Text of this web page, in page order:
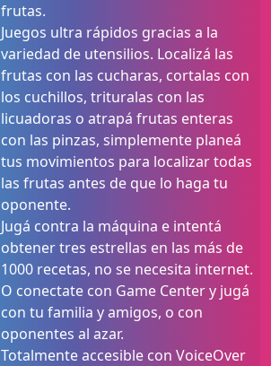
frutas.
Juegos ultra rápidos gracias a la
variedad de utensilios. Localizá las
frutas con las cucharas, cortalas con
los cuchillos, trituralas con las
licuadoras o atrapá frutas enteras
con las pinzas, simplemente planeá
tus movimientos para localizar todas
las frutas antes de que lo haga tu
oponente.
Jugá contra la máquina e intentá
obtener tres estrellas en las más de
1000 recetas, no se necesita internet.
O conectate con Game Center y jugá
con tu familia y amigos, o con
oponentes al azar.
Totalmente accesible con VoiceOver